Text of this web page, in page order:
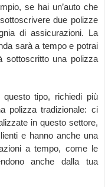
se hai un’auto che
due polizze
di assicurazioni. La
sarà a tempo e potrai
sottoscritto una polizza
tipo, richiedi più
polizza tradizionale: ci
in questo settore,
e hanno anche una
a tempo, come le
anche dalla tua